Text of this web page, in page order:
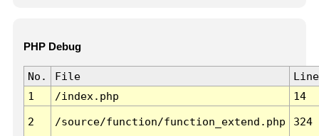
PHP Debug
No. File
Line
1
/index.php 14
2 /source/function/function_extend.php 324